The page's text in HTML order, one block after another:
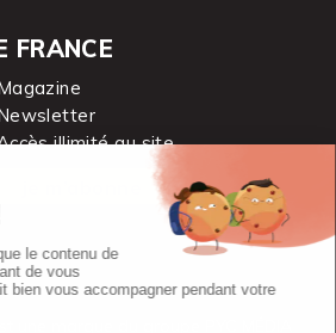
FRANCE
illimité au site
une marque